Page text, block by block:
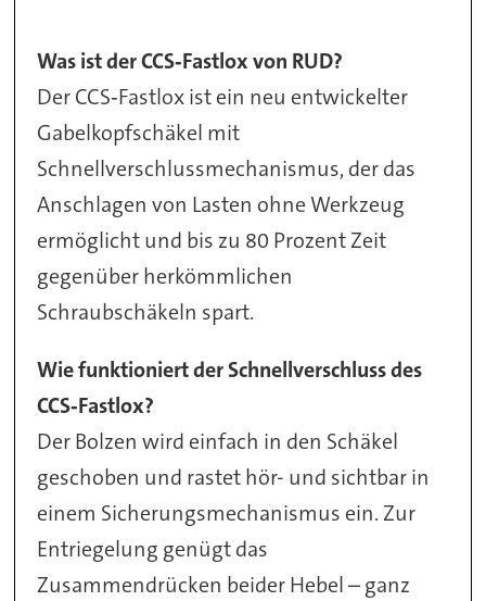
Was ist der CCS‑Fastlox von RUD?
Der CCS‑Fastlox ist ein neu entwickelter
Gabelkopfschäkel mit
Schnellverschlussmechanismus, der das
Anschlagen von Lasten ohne Werkzeug
ermöglicht und bis zu 80 Prozent Zeit
gegenüber herkömmlichen
Schraubschäkeln spart.
Wie funktioniert der Schnellverschluss des
CCS‑Fastlox?
Der Bolzen wird einfach in den Schäkel
geschoben und rastet hör- und sichtbar in
einem Sicherungsmechanismus ein. Zur
Entriegelung genügt das
Zusammendrücken beider Hebel – ganz